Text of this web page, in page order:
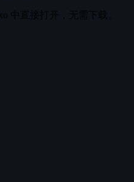
中直接打开，无需下载。